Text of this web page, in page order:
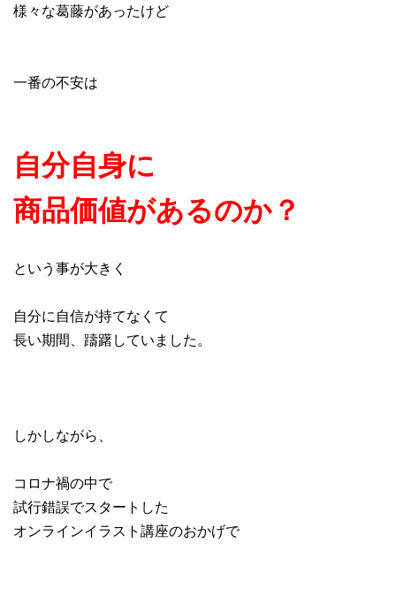
様々な葛藤があったけど
一番の不安は
自分自身に
商品価値があるのか？
という事が大きく
自分に自信が持てなくて
長い期間、躊躇していました。
しかしながら、
コロナ禍の中で
試行錯誤でスタートした
オンラインイラスト講座のおかげで